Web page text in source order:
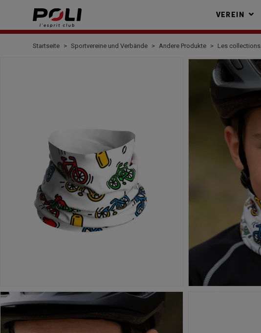
VEREIN
Startseite Sportvereine und Verbände Andere Produkte Les collections